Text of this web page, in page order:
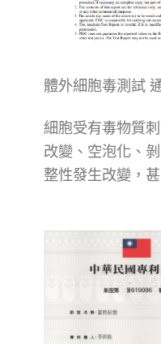
體外細胞毒測試
細胞受有毒物質
改變、空泡化、
整性發生改變，